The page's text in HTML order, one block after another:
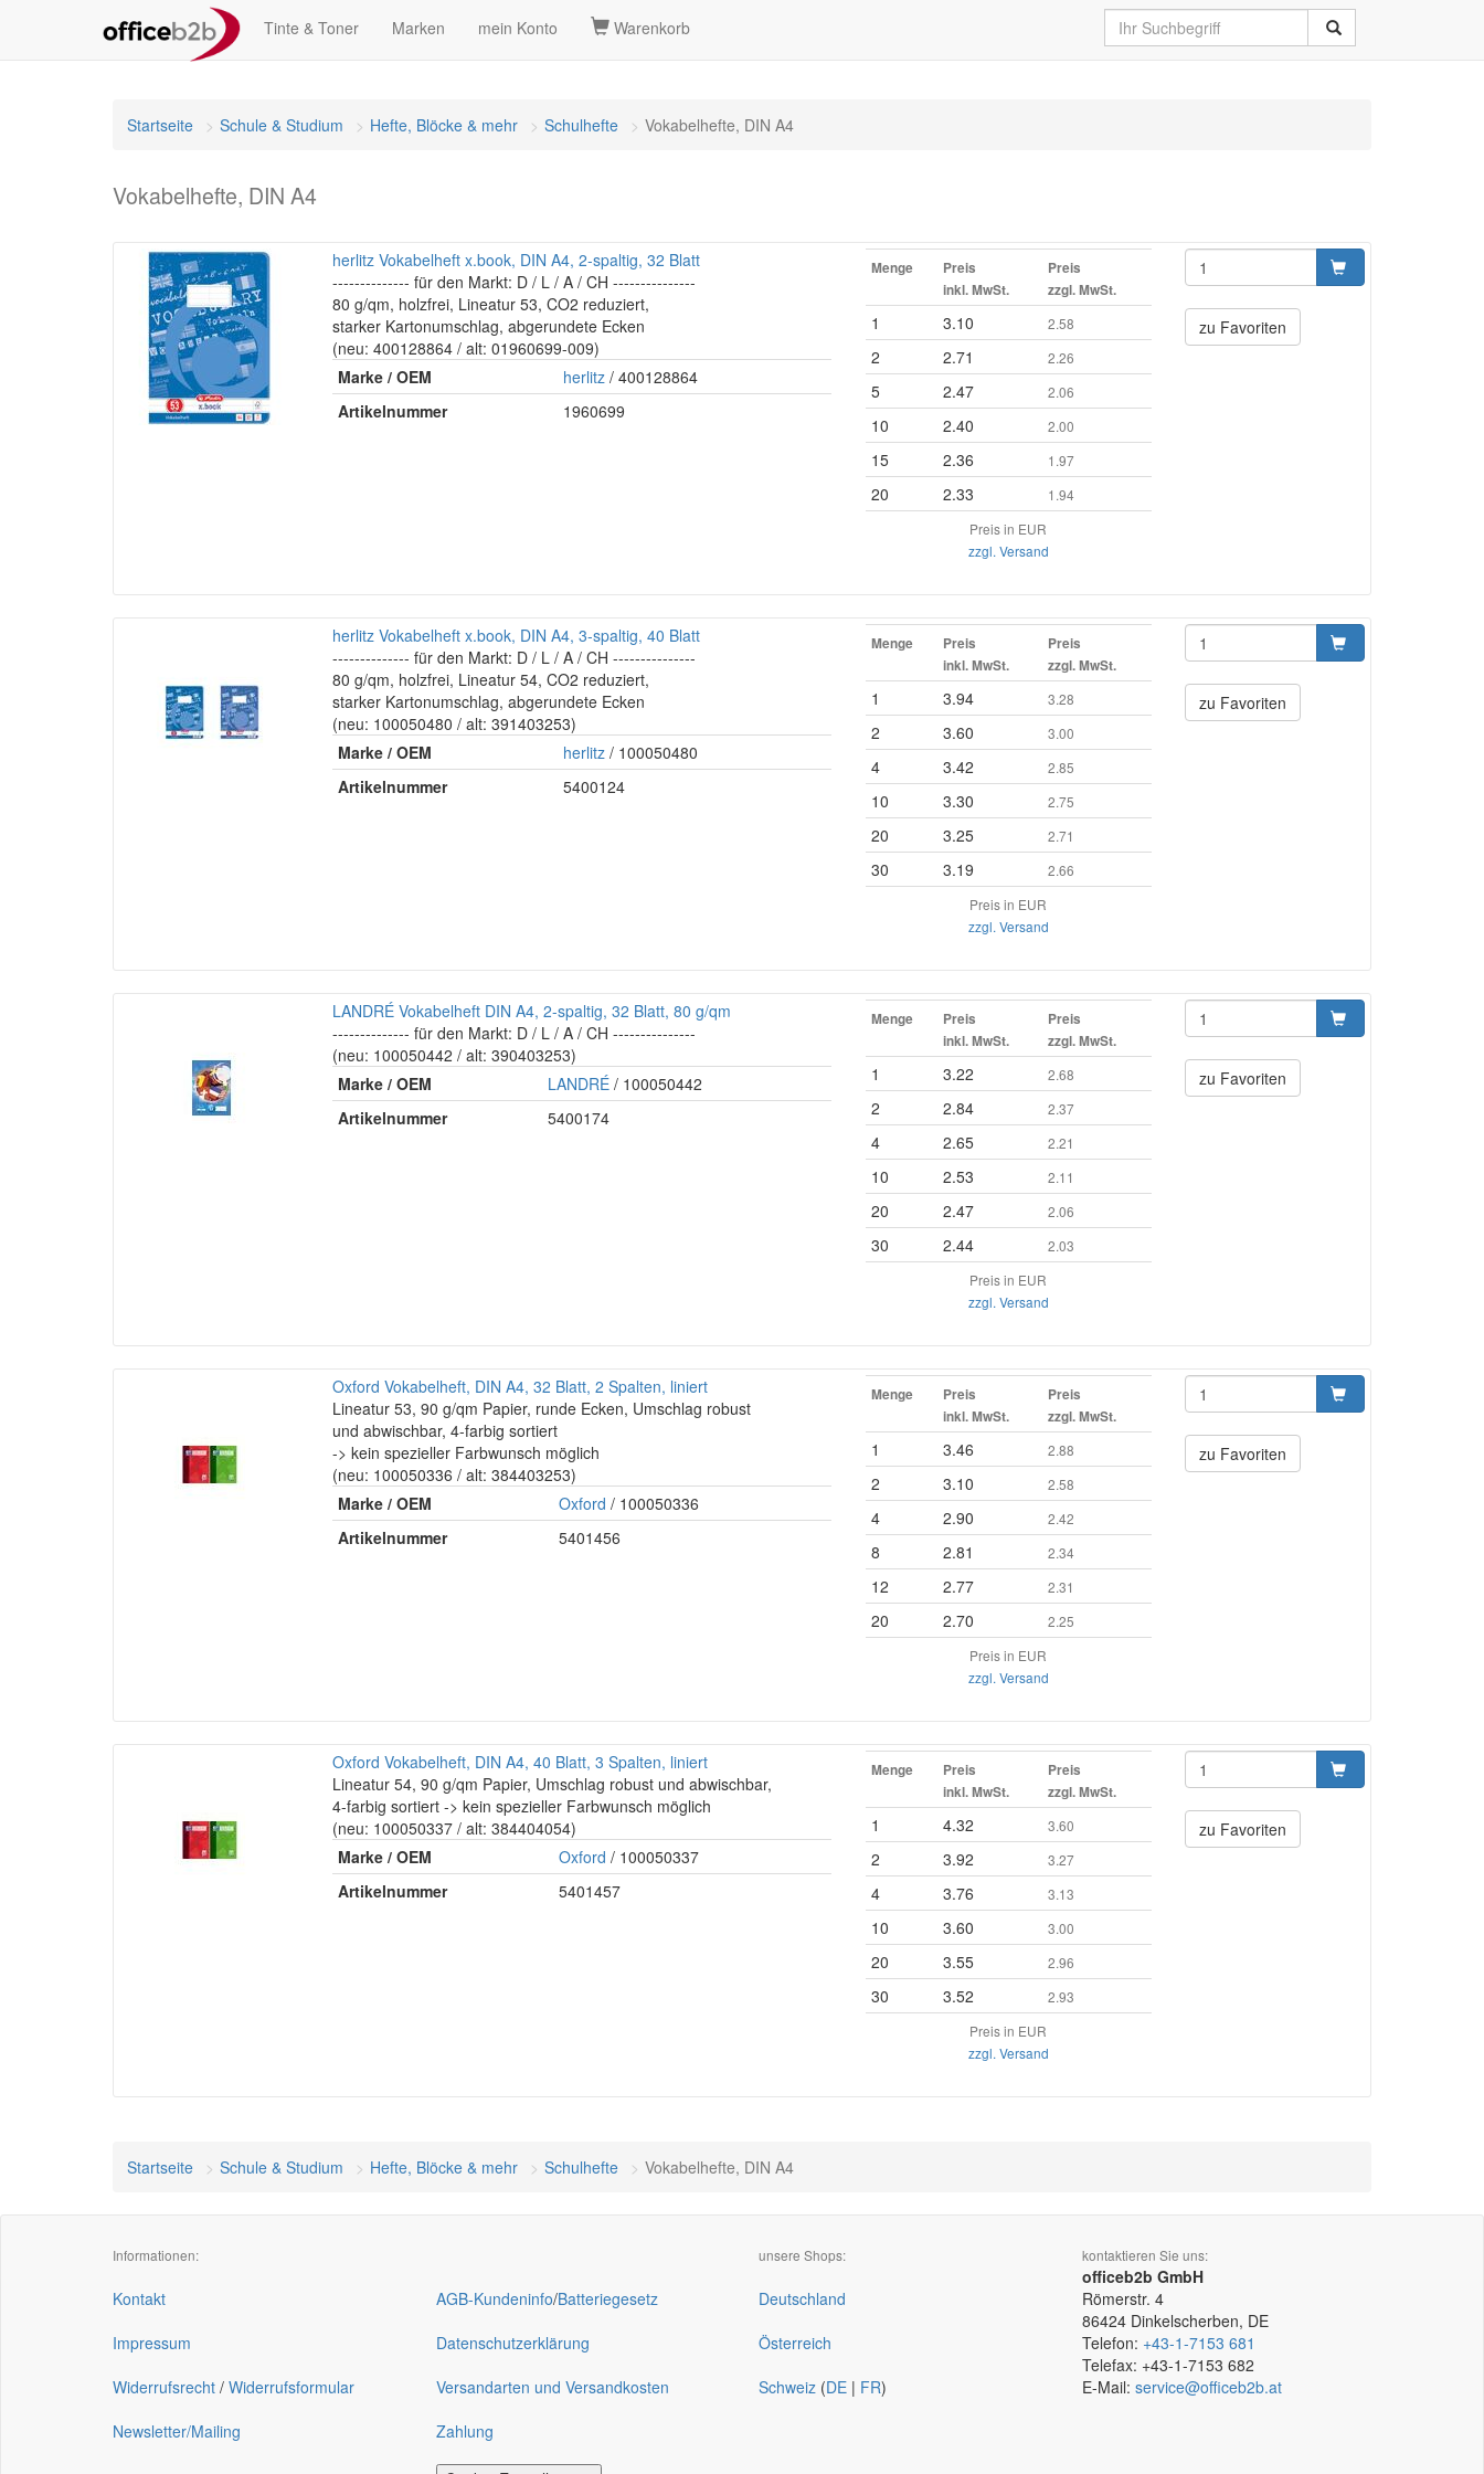
Tinte & Toner Marken mein Konto Warenkorb
Startseite Schule & Studium Hefte, Blöcke & mehr Schulhefte Vokabelhefte, DIN A4
Vokabelhefte, DIN A4
herlitz Vokabelheft x.book, DIN A4, 2-spaltig, 32 Blatt
-------------- für den Markt: D / L / A / CH ---------------
80 g/qm, holzfrei, Lineatur 53, CO2 reduziert,
starker Kartonumschlag, abgerundete Ecken
(neu: 400128864 / alt: 01960699-009)
Marke / OEM
herlitz / 400128864
Artikelnummer
1960699
Menge
Preis
inkl. MwSt.
Preis
zzgl. MwSt.
1 3.10 2.58
2 2.71 2.26
5 2.47 2.06
10 2.40 2.00
15 2.36 1.97
20 2.33
1.94
Preis in EUR
zzgl. Versand
zu Favoriten
herlitz Vokabelheft x.book, DIN A4, 3-spaltig, 40 Blatt
-------------- für den Markt: D / L / A / CH ---------------
80 g/qm, holzfrei, Lineatur 54, CO2 reduziert,
starker Kartonumschlag, abgerundete Ecken
(neu: 100050480 / alt: 391403253)
Marke / OEM
herlitz / 100050480
Artikelnummer
5400124
Menge
Preis
inkl. MwSt.
Preis
zzgl. MwSt.
1 3.94 3.28
2 3.60 3.00
4 3.42 2.85
10 3.30 2.75
20 3.25 2.71
30 3.19
2.66
Preis in EUR
zzgl. Versand
zu Favoriten
LANDRÉ Vokabelheft DIN A4, 2-spaltig, 32 Blatt, 80 g/qm
-------------- für den Markt: D / L / A / CH ---------------
(neu: 100050442 / alt: 390403253)
Marke / OEM
LANDRÉ / 100050442
Artikelnummer
5400174
Menge
Preis
inkl. MwSt.
Preis
zzgl. MwSt.
1 3.22 2.68
2 2.84 2.37
4 2.65 2.21
10 2.53 2.11
20 2.47 2.06
30 2.44
2.03
Preis in EUR
zzgl. Versand
zu Favoriten
Oxford Vokabelheft, DIN A4, 32 Blatt, 2 Spalten, liniert
Lineatur 53, 90 g/qm Papier, runde Ecken, Umschlag robust
und abwischbar, 4-farbig sortiert
-> kein spezieller Farbwunsch möglich
(neu: 100050336 / alt: 384403253)
Marke / OEM
Oxford / 100050336
Artikelnummer
5401456
Menge
Preis
inkl. MwSt.
Preis
zzgl. MwSt.
1 3.46 2.88
2 3.10 2.58
4 2.90 2.42
8 2.81 2.34
12 2.77 2.31
20 2.70
2.25
Preis in EUR
zzgl. Versand
zu Favoriten
Oxford Vokabelheft, DIN A4, 40 Blatt, 3 Spalten, liniert
Lineatur 54, 90 g/qm Papier, Umschlag robust und abwischbar,
4-farbig sortiert -> kein spezieller Farbwunsch möglich
(neu: 100050337 / alt: 384404054)
Marke / OEM
Oxford / 100050337
Artikelnummer
5401457
Menge
Preis
inkl. MwSt.
Preis
zzgl. MwSt.
1 4.32 3.60
2 3.92 3.27
4 3.76 3.13
10 3.60 3.00
20 3.55 2.96
30 3.52
2.93
Preis in EUR
zzgl. Versand
zu Favoriten
Startseite Schule & Studium Hefte, Blöcke & mehr Schulhefte Vokabelhefte, DIN A4
Informationen:
Kontakt
Impressum
Widerrufsrecht / Widerrufsformular
Newsletter/Mailing
AGB-Kundeninfo/Batteriegesetz
Datenschutzerklärung
Versandarten und Versandkosten
Zahlung
unsere Shops:
Deutschland
Österreich
Schweiz (DE | FR)
kontaktieren Sie uns:
officeb2b GmbH
Römerstr. 4
86424 Dinkelscherben, DE
Telefon: +43-1-7153 681
Telefax: +43-1-7153 682
E-Mail: service@officeb2b.at